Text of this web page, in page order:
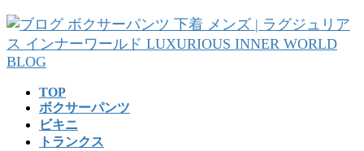
コ
ン
テ
ン
ナ
ビ
ゲ
ー
TOP
ボクサーパンツ
ビキニ
トランクス